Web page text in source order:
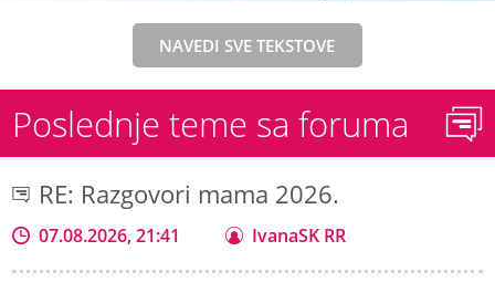
NAVEDI SVE TEKSTOVE
Poslednje teme sa foruma
RE: Razgovori mama 2026.
07.08.2026, 21:41 IvanaSK RR